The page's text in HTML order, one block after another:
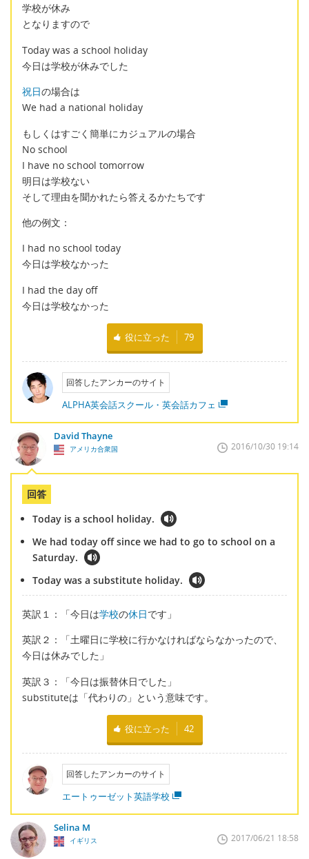
学校が休み
となりますので
Today was a school holiday
今日は学校が休みでした
祝日の場合は
We had a national holiday
もしくはすごく簡単にカジュアルの場合
No school
I have no school tomorrow
明日は学校ない
そして理由を聞かれたら答えるかたちです
他の例文：
I had no school today
今日は学校なかった
I had the day off
今日は学校なかった
役に立った 79
回答したアンカーのサイト
ALPHA英会話スクール・英会話カフェ
David Thayne
アメリカ合衆国 2016/10/30 19:14
回答
Today is a school holiday.
We had today off since we had to go to school on a
Saturday.
Today was a substitute holiday.
英訳１：「今日は学校の休日です」
英訳２：「土曜日に学校に行かなければならなかったので、
今日は休みでした」
英訳３：「今日は振替休日でした」
substituteは「代わりの」という意味です。
役に立った 42
回答したアンカーのサイト
エートゥーゼット英語学校
Selina M
イギリス 2017/06/21 18:58